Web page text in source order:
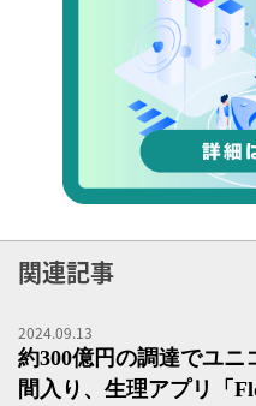
関連記事
2024.09.13
約300億円の調達でユニ
間入り、生理アプリ「